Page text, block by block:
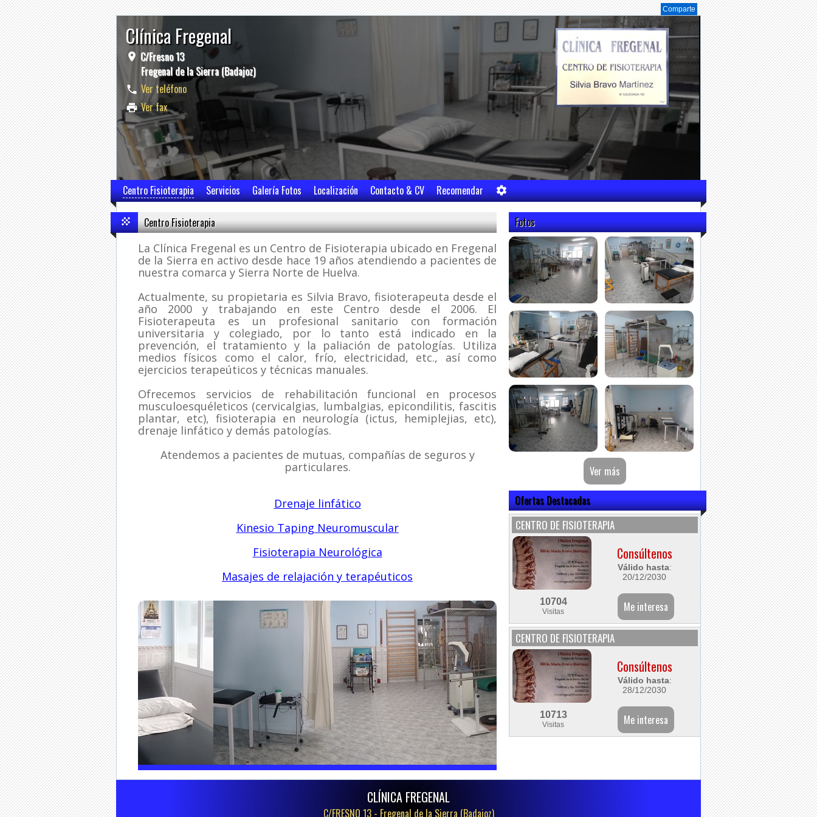
Comparte
Clínica Fregenal
C/Fresno 13
Fregenal de la Sierra (Badajoz)
Ver teléfono
Ver fax
Centro Fisioterapia Servicios Galería Fotos Localización Contacto & CV Recomendar
Centro Fisioterapia
La Clínica Fregenal es un Centro de Fisioterapia ubicado en Fregenal
de la Sierra en activo desde hace 19 años atendiendo a pacientes de
nuestra comarca y Sierra Norte de Huelva.
Actualmente, su propietaria es Silvia Bravo, fisioterapeuta desde el
año 2000 y trabajando en este Centro desde el 2006. El
Fisioterapeuta es un profesional sanitario con formación
universitaria y colegiado, por lo tanto está indicado en la
prevención, el tratamiento y la paliación de patologías. Utiliza
medios físicos como el calor, frío, electricidad, etc., así como
ejercicios terapeúticos y técnicas manuales.
Ofrecemos servicios de rehabilitación funcional en procesos
musculoesquéleticos (cervicalgias, lumbalgias, epicondilitis, fascitis
plantar, etc), fisioterapia en neurología (ictus, hemiplejias, etc),
drenaje linfático y demás patologías.
Atendemos a pacientes de mutuas, compañías de seguros y
particulares.
Drenaje linfático
Kinesio Taping Neuromuscular
Fisioterapia Neurológica
Masajes de relajación y terapéuticos
Fotos
Ofertas Destacadas
CENTRO DE FISIOTERAPIA
Consúltenos
Válido hasta:
20/12/2030
10704
Visitas
CENTRO DE FISIOTERAPIA
Consúltenos
Válido hasta:
28/12/2030
10713
Visitas
CLÍNICA FREGENAL
C/FRESNO 13 - Fregenal de la Sierra (Badajoz)